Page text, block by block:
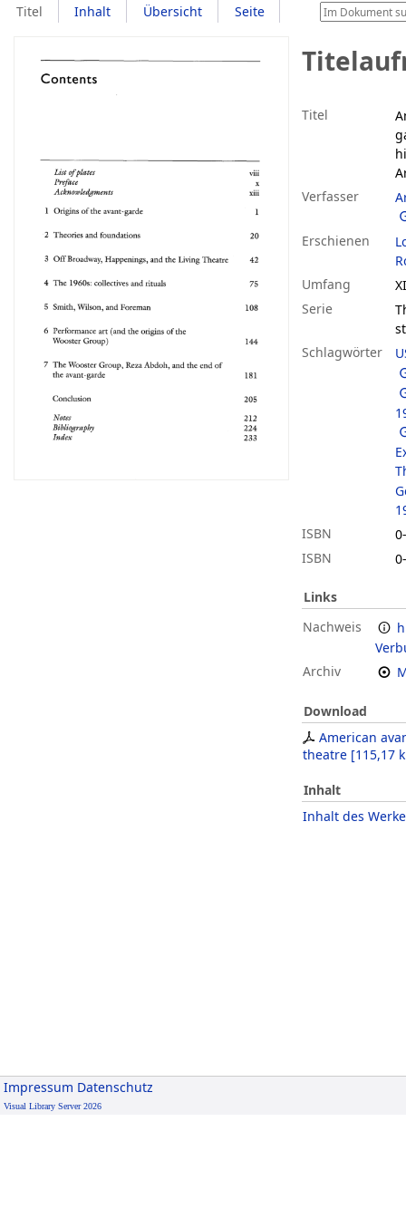
Titel Inhalt Übersicht Seite
Titel
Verfasser
Erschienen
Umfang
Serie
Schlagwörter
ISBN
ISBN
Links
Nachweis
Archiv
Download
American
theatre [115,17
Inhalt
Inhalt des
Impressum Datenschutz
Visual Library Server 2026